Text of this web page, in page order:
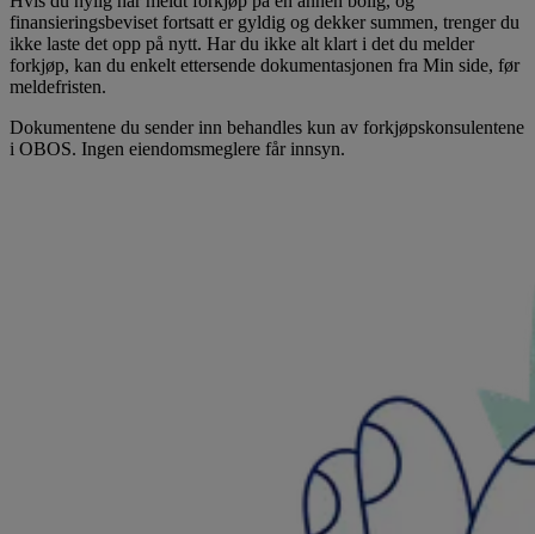
finansieringsbeviset fortsatt er gyldig og dekker summen, trenger du
ikke laste det opp på nytt. Har du ikke alt klart i det du melder
forkjøp, kan du enkelt ettersende dokumentasjonen fra Min side, før
meldefristen.
Dokumentene du sender inn behandles kun av forkjøpskonsulentene
i OBOS. Ingen eiendomsmeglere får innsyn.